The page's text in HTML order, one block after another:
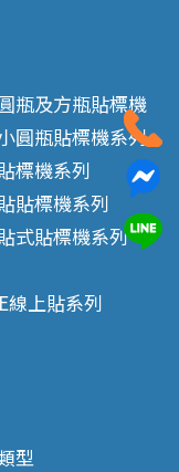
瓶及方瓶貼標機
圓瓶貼標機系列
標機系列
貼標機系列
式貼標機系列
線上貼系列
型